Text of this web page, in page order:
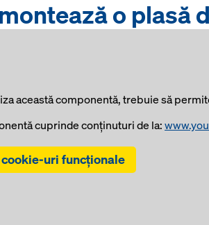
o plasă
această componentă, trebuie să
cuprinde conţinuturi de la:
uri funcţionale